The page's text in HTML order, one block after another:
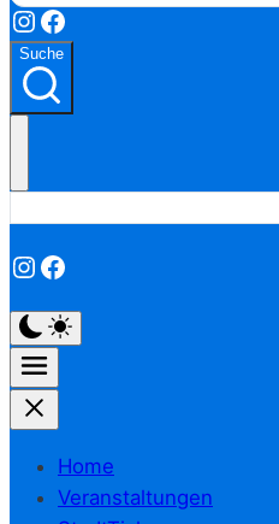
Instagram
Facebook
Suche
Instagram
Facebook
Home
Veranstaltungen